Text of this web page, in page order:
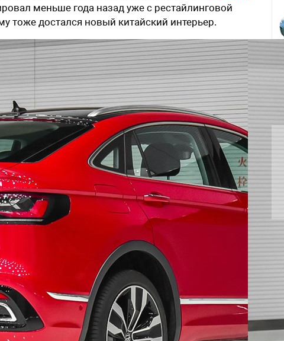
меньше года назад уже с рестайлинговой
тоже достался новый китайский интерьер.